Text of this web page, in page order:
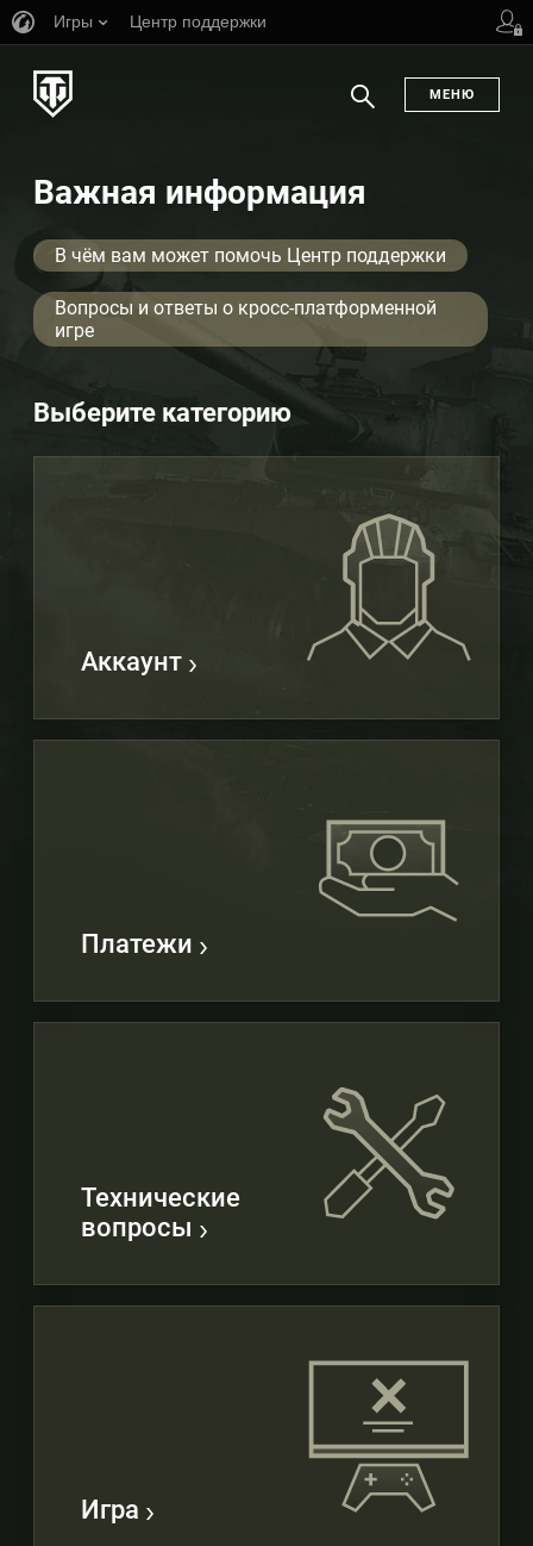
Игры Центр поддержки
МЕНЮ
Важная информация
В чём вам может помочь Центр поддержки
Вопросы и ответы о кросс-платформенной
игре
Выберите категорию
Аккаунт
Платежи
Технические
вопросы
Игра